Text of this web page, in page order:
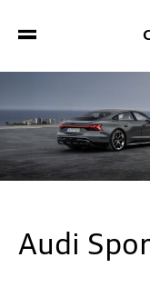
Biler
Audi